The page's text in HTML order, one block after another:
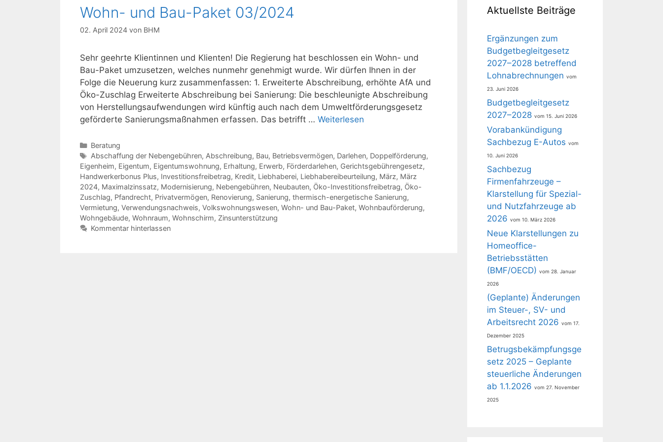
Wohn- und Bau-Paket 03/2024
02. April 2024 von BHM
Sehr geehrte Klientinnen und Klienten! Die Regierung hat beschlossen ein Wohn- und
Bau-Paket umzusetzen, welches nunmehr genehmigt wurde. Wir dürfen Ihnen in der
Folge die Neuerung kurz zusammenfassen: 1. Erweiterte Abschreibung, erhöhte AfA und
Öko-Zuschlag Erweiterte Abschreibung bei Sanierung: Die beschleunigte Abschreibung
von Herstellungsaufwendungen wird künftig auch nach dem Umweltförderungsgesetz
geförderte Sanierungsmaßnahmen erfassen. Das betrifft … Weiterlesen
Kategorien
Beratung
Schlagwörter
Abschaffung der Nebengebühren, Abschreibung, Bau, Betriebsvermögen, Darlehen, Doppelförderung,
Eigenheim, Eigentum, Eigentumswohnung, Erhaltung, Erwerb, Förderdarlehen, Gerichtsgebührengesetz,
Handwerkerbonus Plus, Investitionsfreibetrag, Kredit, Liebhaberei, Liebhabereibeurteilung, März, März
2024, Maximalzinssatz, Modernisierung, Nebengebühren, Neubauten, Öko-Investitionsfreibetrag, Öko-
Zuschlag, Pfandrecht, Privatvermögen, Renovierung, Sanierung, thermisch-energetische Sanierung,
Vermietung, Verwendungsnachweis, Volkswohnungswesen, Wohn- und Bau-Paket, Wohnbauförderung,
Wohngebäude, Wohnraum, Wohnschirm, Zinsunterstützung
Kommentar hinterlassen
Aktuellste Beiträge
Ergänzungen zum
Budgetbegleitgesetz
2027–2028 betreffend
Lohnabrechnungen
23. Juni 2026
Budgetbegleitgesetz
2027–2028
15. Juni 2026
Vorabankündigung
Sachbezug E-Autos
10. Juni 2026
Sachbezug
Firmenfahrzeuge –
Klarstellung für Spezial-
und Nutzfahrzeuge ab
2026
10. März 2026
Neue Klarstellungen zu
Homeoffice-
Betriebsstätten
(BMF/OECD)
28. Januar
2026
(Geplante) Änderungen
im Steuer-, SV- und
Arbeitsrecht 2026
17.
Dezember 2025
Betrugsbekämpfungsge
setz 2025 – Geplante
steuerliche Änderungen
ab 1.1.2026
27. November
2025